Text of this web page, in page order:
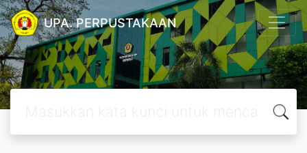
UPA. PERPUSTAKAAN